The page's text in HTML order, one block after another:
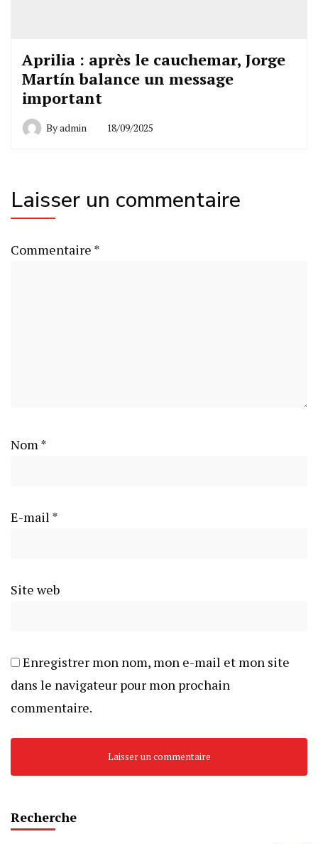
Aprilia : après le cauchemar, Jorge
Martín balance un message
important
Byadmin 18/09/2025
Laisser un commentaire
Commentaire *
Nom *
E-mail *
Site web
Enregistrer mon nom, mon e-mail et mon site
dans le navigateur pour mon prochain
commentaire.
Recherche